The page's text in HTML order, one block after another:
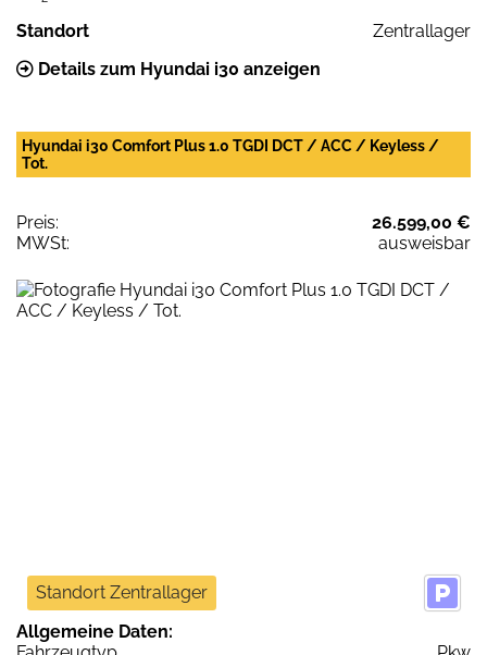
Standort
Zentrallager
Details zum Hyundai i30 anzeigen
Hyundai i30 Comfort Plus 1.0 TGDI DCT / ACC / Keyless /
Tot.
Preis:
26.599,00 €
MWSt:
ausweisbar
Standort Zentrallager
Allgemeine Daten: